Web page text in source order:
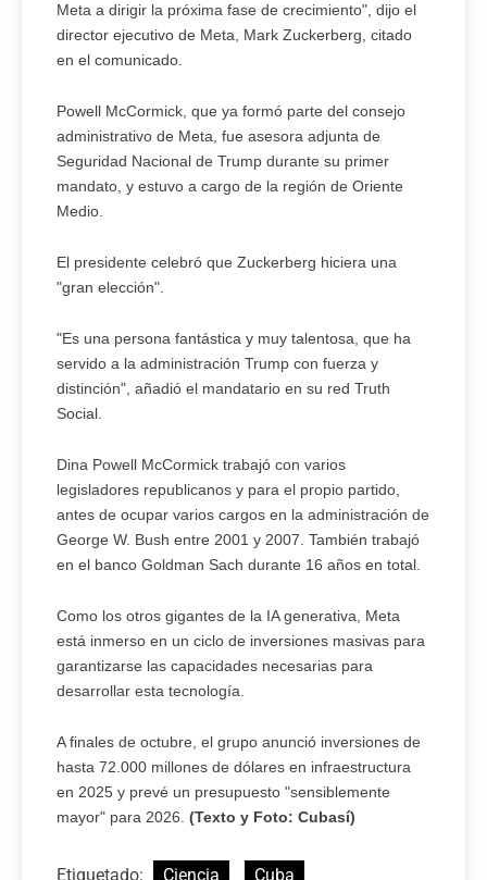
Meta a dirigir la próxima fase de crecimiento", dijo el
director ejecutivo de Meta, Mark Zuckerberg, citado
en el comunicado.
Powell McCormick, que ya formó parte del consejo
administrativo de Meta, fue asesora adjunta de
Seguridad Nacional de Trump durante su primer
mandato, y estuvo a cargo de la región de Oriente
Medio.
El presidente celebró que Zuckerberg hiciera una
"gran elección".
"Es una persona fantástica y muy talentosa, que ha
servido a la administración Trump con fuerza y
distinción", añadió el mandatario en su red Truth
Social.
Dina Powell McCormick trabajó con varios
legisladores republicanos y para el propio partido,
antes de ocupar varios cargos en la administración de
George W. Bush entre 2001 y 2007. También trabajó
en el banco Goldman Sach durante 16 años en total.
Como los otros gigantes de la IA generativa, Meta
está inmerso en un ciclo de inversiones masivas para
garantizarse las capacidades necesarias para
desarrollar esta tecnología.
A finales de octubre, el grupo anunció inversiones de
hasta 72.000 millones de dólares en infraestructura
en 2025 y prevé un presupuesto "sensiblemente
mayor" para 2026. (Texto y Foto: Cubasí)
Etiquetado: Ciencia
Cuba